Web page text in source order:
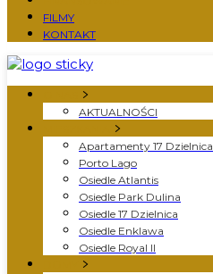
FILMY
KONTAKT
AKTUALNOŚCI
Apartamenty 17 Dzielnica
Porto Lago
Osiedle Atlantis
Osiedle Park Dulina
Osiedle 17 Dzielnica
Osiedle Enklawa
Osiedle Royal II